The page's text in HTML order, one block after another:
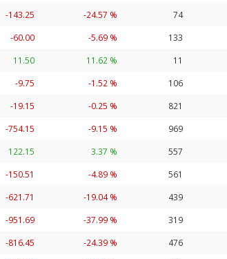
-143.25 -24.57 % 74
-60.00 -5.69 % 133
11.50 11.62 % 11
-9.75 -1.52 % 106
-19.15 -0.25 % 821
-754.15 -9.15 % 969
122.15 3.37 % 557
-150.51 -4.89 % 561
-621.71 -19.04 % 439
-951.69 -37.99 % 319
-816.45 -24.39 % 476